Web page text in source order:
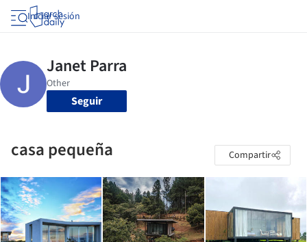
Iniciar sesión
Seguir
casa pequeña Compartir